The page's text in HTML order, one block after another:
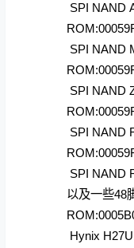
SPI NAND
SPI NAND
SPI NAND
SPI NAND
SPI NAND
以及一些48
Hynix